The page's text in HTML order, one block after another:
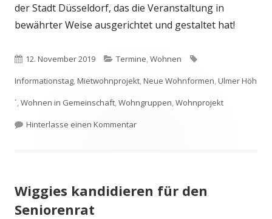
der Stadt Düsseldorf, das die Veranstaltung in
bewährter Weise ausgerichtet und gestaltet hat!
Veröffentlicht
am
12. November 2019 Kategorien
Termine,Wohnen
Informationstag,Mietwohnprojekt,Neue Wohnformen,Ulmer Höh
´,Wohnen in Gemeinschaft,Wohngruppen,Wohnprojekt
Hinterlasse einen Kommentarzu „Gemeinsam Wohnen“ – Forum
Wiggies kandidieren für den
Seniorenrat